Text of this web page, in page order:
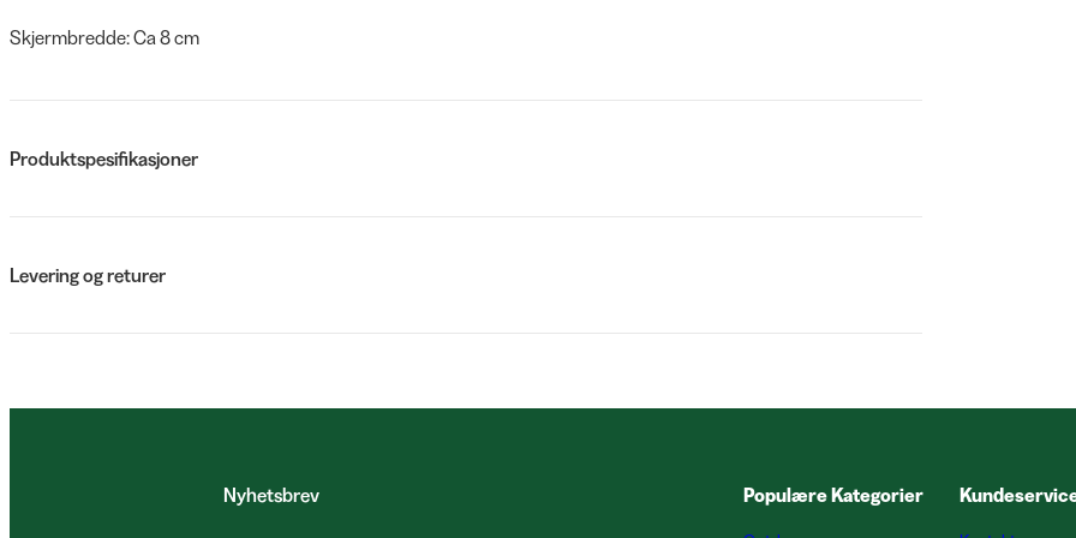
Skjermbredde: Ca 8 cm
Produktspesifikasjoner
Levering og returer
Nyhetsbrev Populære Kategorier